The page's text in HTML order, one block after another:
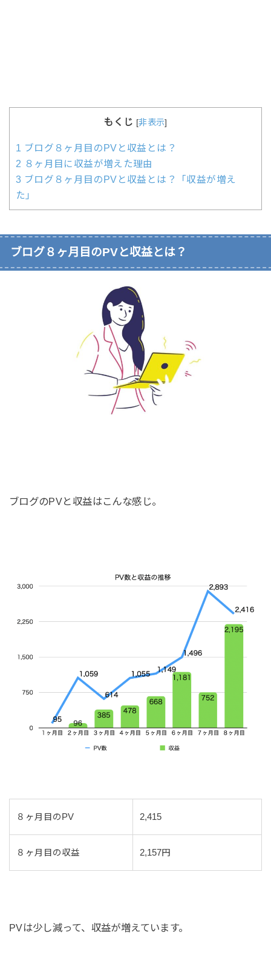
もくじ [非表示]
1 ブログ８ヶ月目のPVと収益とは？
2 ８ヶ月目に収益が増えた理由
3 ブログ８ヶ月目のPVと収益とは？「収益が増え
た」
ブログ８ヶ月目のPVと収益とは？
ブログのPVと収益はこんな感じ。
８ヶ月目のPV 2,415
８ヶ月目の収益 2,157円
PVは少し減って、収益が増えています。